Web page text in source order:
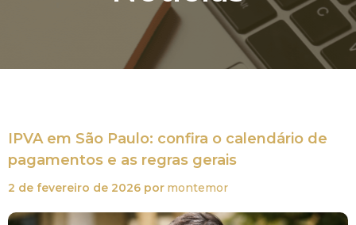
IPVA em São Paulo: confira o calendário de
pagamentos e as regras gerais
2 de fevereiro de 2026 por montemor